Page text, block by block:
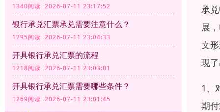
1340阅读 2026-07-11 23:17:52
银行承兑汇票承兑需要注意什么？
1295阅读 2026-07-11 23:04:33
开具银行承兑汇票的流程
1218阅读 2026-07-11 23:03:01
开具银行承兑汇票需要哪些条件？
1269阅读 2026-07-11 23:01:45
承
展
文
现
1、
期